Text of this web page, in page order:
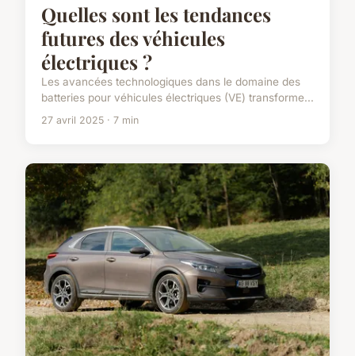
Quelles sont les tendances
futures des véhicules
électriques ?
Les avancées technologiques dans le domaine des
batteries pour véhicules électriques (VE) transforme...
27 avril 2025 · 7 min